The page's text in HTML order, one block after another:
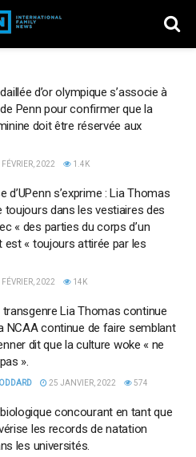
d’or olympique s’associe à
Penn pour confirmer que la
doit être réservée aux
FÉVRIER, 2022 1.4K
d’UPenn s’exprime : Lia Thomas
toujours dans les vestiaires des
« des parties du corps d’un
est « toujours attirée par les
FÉVRIER, 2022 14K
transgenre Lia Thomas continue
NCAA continue de faire semblant
dit que la culture woke « ne
».
25 JANVIER, 2022 574
concourant en tant que
les records de natation
les universités.